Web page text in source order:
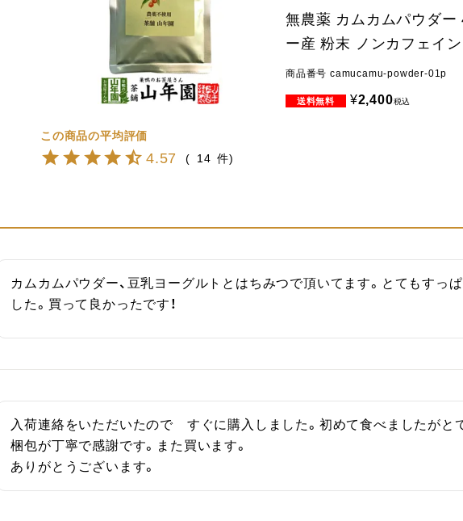
無農薬 カムカムパウダー
ー産 粉末 ノンカフェイン
商品番号 camucamu-powder-01p
¥2,400税込
4.57 14
カムカムパウダー、豆乳ヨーグルトとはちみつで頂いてます。とてもすっ
した。買って良かったです！
入荷連絡をいただいたので　すぐに購入しました。初めて食べましたがと
梱包が丁寧で感謝です。また買います。
ありがとうございます。